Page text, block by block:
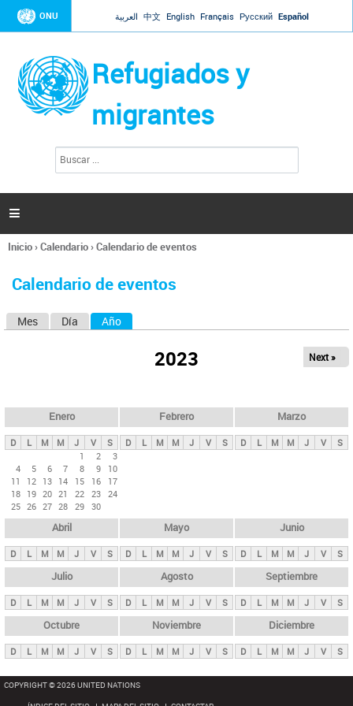
Jump to navigation
ONU العربية 中文 English Français Русский Español
Refugiados y
migrantes
l
d
s

Se
usted
Inicio›Calendario›Calendario de eventos
Calendario de eventos
s
p
n
i
p
a
l
s
Mes Día Año
2023 Next »
Enero
D L M M J V
S
1
2
3
4
5 6 7 8 9
10
11
12 13 14 15 16
17
18 19 20 21 22 23 24
25 26 27 28 29 30
Febrero
D L M M J V S
Marzo
D L M M J V S
Abril
D L M M J V S
Mayo
D L M M J V S
Junio
D L M M J V S
Julio
D L M M J V S
Agosto
D L M M J V S
Septiembre
D L M M J V S
Octubre
D L M M J V S
Noviembre
D L M M J V S
Diciembre
D L M M J V S
COPYRIGHT © 2026 UNITED NATIONS